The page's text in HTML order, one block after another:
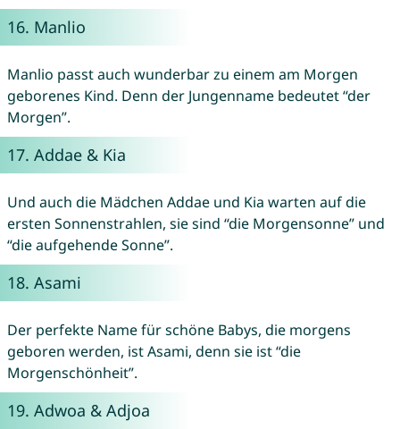
16. Manlio
Manlio passt auch wunderbar zu einem am Morgen
geborenes Kind. Denn der Jungenname bedeutet “der
Morgen”.
17. Addae& Kia
Und auch die Mädchen Addae und Kia warten auf die
ersten Sonnenstrahlen, sie sind “die Morgensonne” und
“die aufgehende Sonne”.
18. Asami
Der perfekte Name für schöne Babys, die morgens
geboren werden, ist Asami, denn sie ist “die
Morgenschönheit”.
19. Adwoa & Adjoa